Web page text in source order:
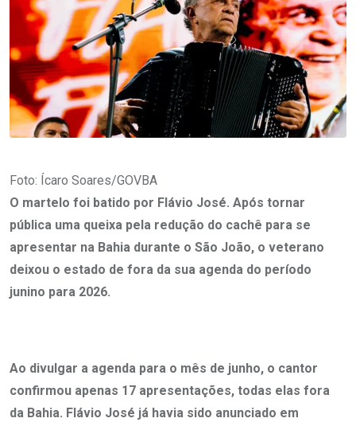
Foto: Ícaro Soares/GOVBA
O martelo foi batido por Flávio José. Após tornar
pública uma queixa pela redução do cachê para se
apresentar na Bahia durante o São João, o veterano
deixou o estado de fora da sua agenda do período
junino para 2026.
Ao divulgar a agenda para o mês de junho, o cantor
confirmou apenas 17 apresentações, todas elas fora
da Bahia. Flávio José já havia sido anunciado em